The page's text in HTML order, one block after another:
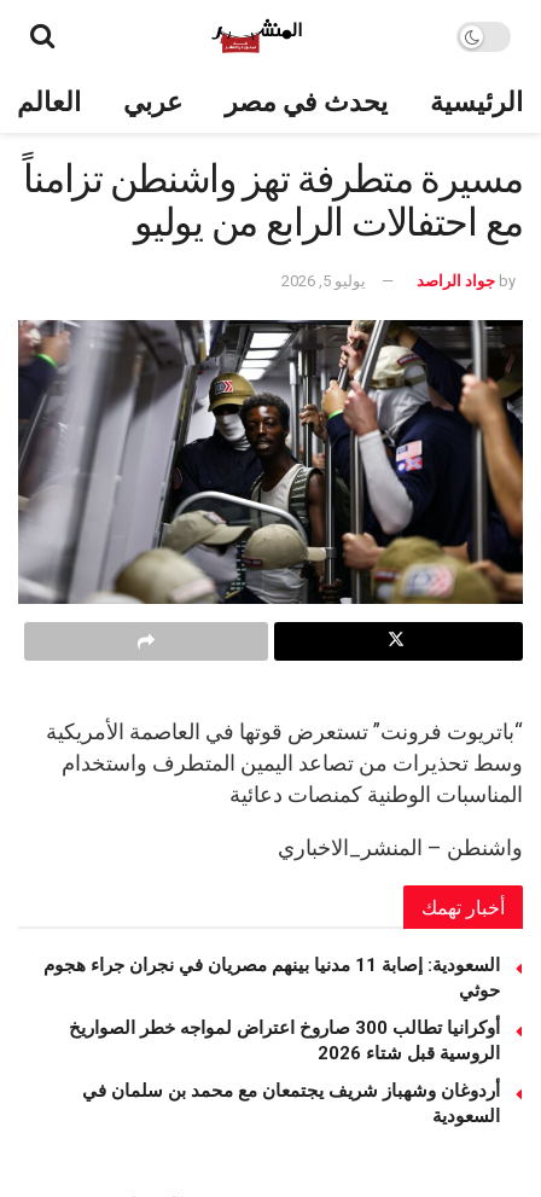
الرئيسية يحدث في مصر عربي العالم
مسيرة متطرفة تهز واشنطن تزامناً
مع احتفالات الرابع من يوليو
by جواد الراصد يوليو 5, 2026
“باتريوت فرونت” تستعرض قوتها في العاصمة الأمريكية
وسط تحذيرات من تصاعد اليمين المتطرف واستخدام
المناسبات الوطنية كمنصات دعائية
واشنطن – المنشر_الاخباري
أخبار تهمك
السعودية: إصابة 11 مدنيا بينهم مصريان في نجران جراء هجوم
حوثي
أوكرانيا تطالب 300 صاروخ اعتراض لمواجه خطر الصواريخ
الروسية قبل شتاء 2026
أردوغان وشهباز شريف يجتمعان مع محمد بن سلمان في
السعودية